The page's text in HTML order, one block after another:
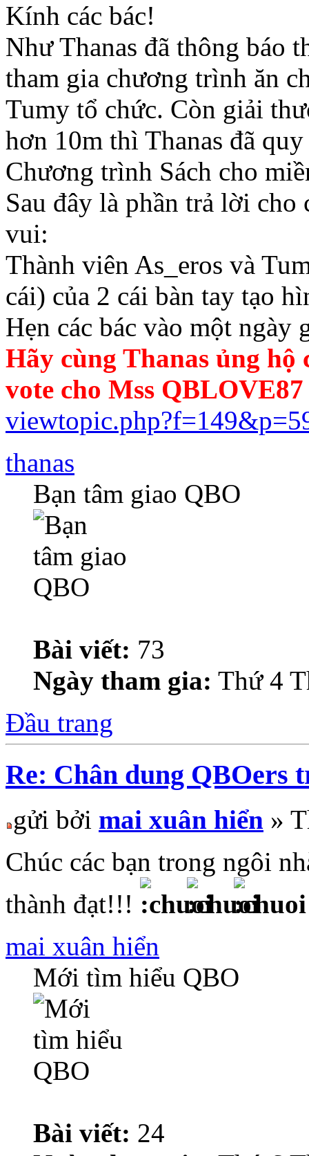
Kính các bác!
Như Thanas đã thông báo
tham gia chương trình ăn
Tumy tổ chức. Còn giải
hơn 10m thì Thanas đã
Chương trình Sách cho
Sau đây là phần trả lời
vui:
Thành viên As_eros và
cái) của 2 cái bàn tay tạo
Hẹn các bác vào một ngày
Hãy cùng Thanas ủng hộ
vote cho Mss
thanas
Bạn tâm giao QBO
Bài viết: 73
Ngày tham gia: Thứ 4
Đầu trang
Re: Chân dung QBOers
gửi bởi mai xuân hiển »
Chúc các bạn trong ngôi
thành đạt!!!
mai xuân hiển
Mới tìm hiểu QBO
Bài viết: 24